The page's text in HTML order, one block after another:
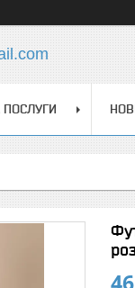
ПОСЛУГИ